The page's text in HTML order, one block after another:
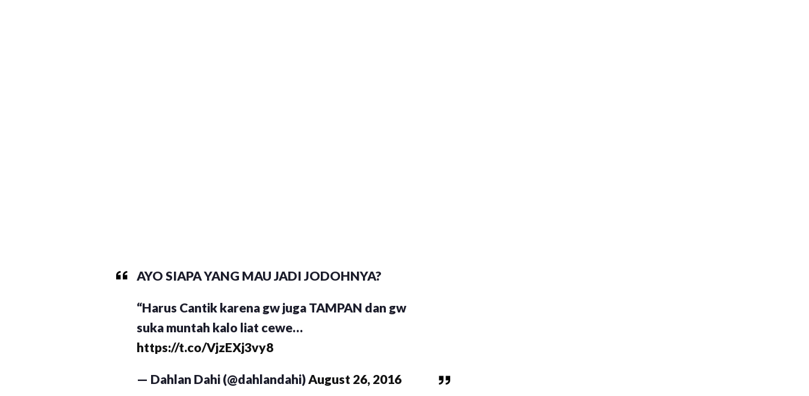
AYO SIAPA YANG MAU JADI JODOHNYA?
“Harus Cantik karena gw juga TAMPAN dan gw
suka muntah kalo liat cewe…
https://t.co/VjzEXj3vy8
— Dahlan Dahi (@dahlandahi)August 26, 2016